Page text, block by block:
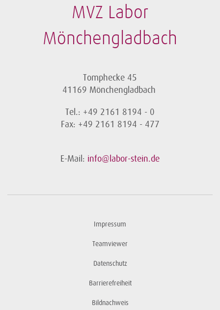
MVZ Labor
Mönchengladbach
Tomphecke 45
41169 Mönchengladbach
Tel.: +49 2161 8194 - 0
Fax: +49 2161 8194 - 477
E-Mail: info@labor-stein.de
Impressum
Teamviewer
Datenschutz
Barrierefreiheit
Bildnachweis